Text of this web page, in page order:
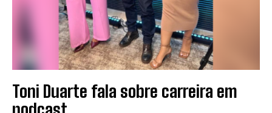
Toni Duarte fala sobre carreira em